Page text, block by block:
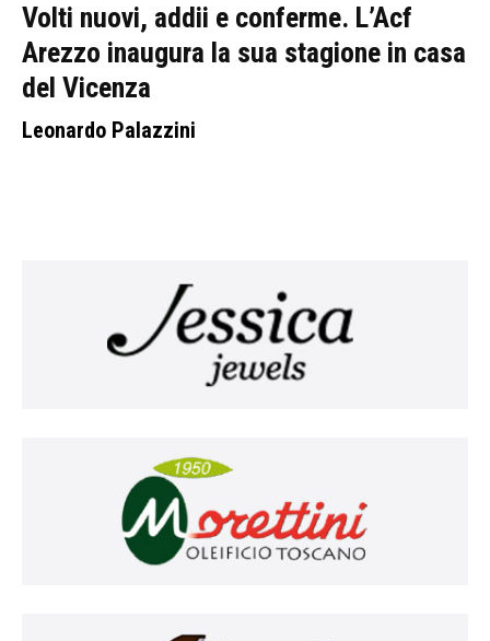
Volti nuovi, addii e conferme. L’Acf
Arezzo inaugura la sua stagione in casa
del Vicenza
Leonardo Palazzini